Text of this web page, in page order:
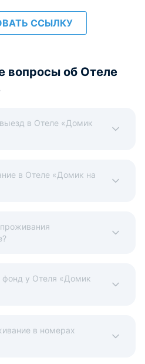
ССЫЛКУ
вопросы об Отеле
в Отеле «Домик
в Отеле «Домик на
у Отеля «Домик
в номерах